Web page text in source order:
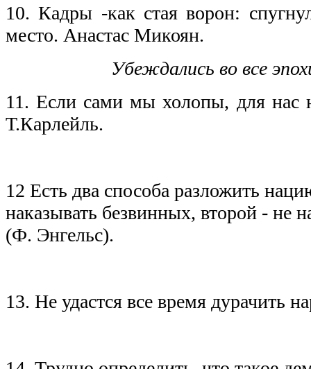
10. Кадры -как стая ворон:
место. Анастас Микоян.
Убеждались во все
11. Если сами мы холопы, для нас
Т.Карлейль.
12 Есть два способа разложить
наказывать безвинных, второй - не
(Ф. Энгельс).
13. Не удастся все время дурачить